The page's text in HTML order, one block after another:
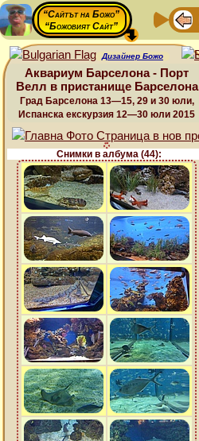
“Сайтът на Божо”
“Божовият Сайт”
Дизайнер Божо
Аквариум Барселона - Порт
Велл в пристанище Барселона
Град Барселона 13—15, 29 и 30 юли,
Испанска екскурзия 12—30 юли 2015
Снимки в албума (44):